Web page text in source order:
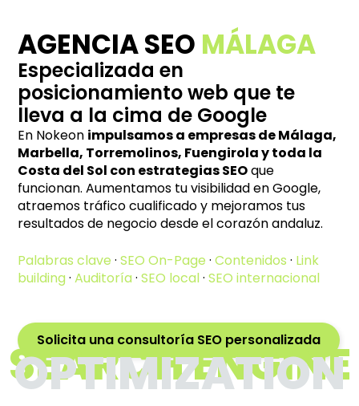
AGENCIA SEO MÁLAGA
Especializada en
posicionamiento web que te
lleva a la cima de Google
En Nokeon impulsamos a empresas de Málaga,
Marbella, Torremolinos, Fuengirola y toda la
Costa del Sol con estrategias SEOque
funcionan. Aumentamos tu visibilidad en Google,
atraemos tráfico cualificado y mejoramos tus
resultados de negocio desde el corazón andaluz.
Palabras clave ·SEO On-Page ·Contenidos · Link
building ·Auditoría ·SEO local·SEO internacional
Solicita una consultoría SEO personalizada
SEARCH ENGINE
OPTIMIZATION